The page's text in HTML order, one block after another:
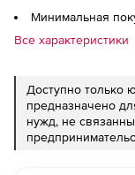
Минимальная
Все характеристики
Доступно только
предназначено
нужд, не